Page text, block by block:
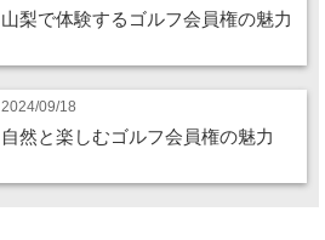
山梨で体験するゴルフ会員権の魅力
2024/09/18
自然と楽しむゴルフ会員権の魅力